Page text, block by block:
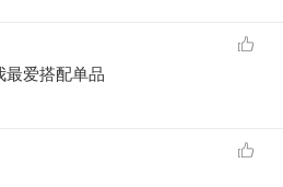
爱搭配单品